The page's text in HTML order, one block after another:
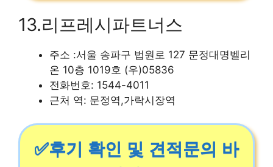
13.리프레시파트너스
주소 :서울 송파구 법원로 127 문정대명벨리
온 10층 1019호 (우)05836
전화번호: 1544-4011
근처 역: 문정역,가락시장역
✅후기 확인 및 견적문의 바